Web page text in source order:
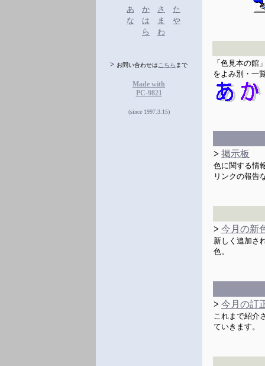
あ か さ
た
な
は ま
や
ら
わ
> お問い合わせは こちら まで
Made with
PC-9821
(since 1997.3.15)
「色見本の館
をよみ別・一
> 掲示板
色に関する情
リンクの報告
> 今月の新
新しく追加さ
色。
> 今月の訂
これまで紹介
ていきます。